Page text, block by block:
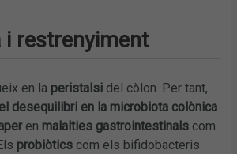
i restrenyiment
en la peristalsi del còlon. Per tant,
el desequilibri en la microbiota colònica
en malalties gastrointestinals com
probiòtics com els bifidobacteris